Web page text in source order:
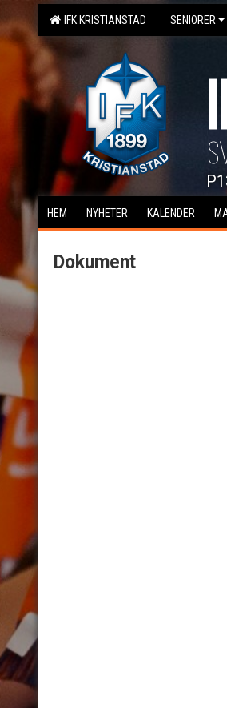
IFK KRISTIANSTAD SENIORER
HEM NYHETER KALENDER
Dokument